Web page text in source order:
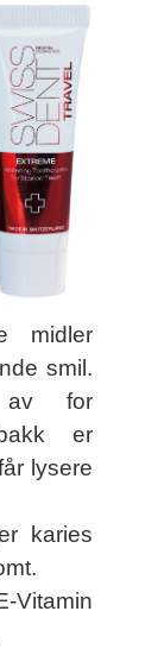
midler
smil.
av for
er
lysere
karies